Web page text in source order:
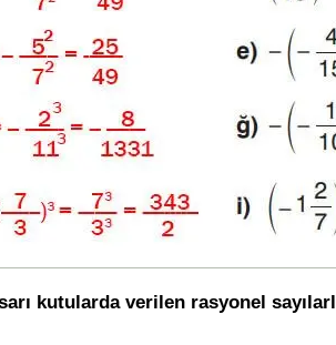
kutularda verilen rasyonel